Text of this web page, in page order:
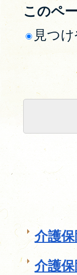
このペ
見つ
介護
介護